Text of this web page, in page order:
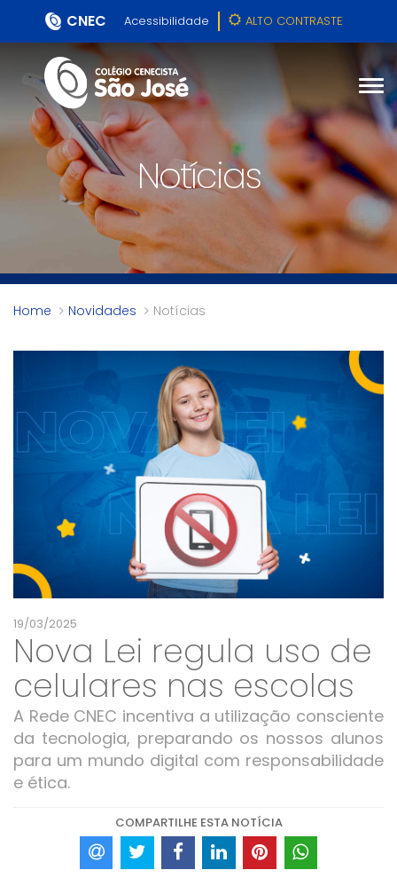
CNEC Acessibilidade ALTO CONTRASTE
Notícias
Home Novidades Notícias
19/03/2025
Nova Lei regula uso de
celulares nas escolas
A Rede CNEC incentiva a utilização consciente
da tecnologia, preparando os nossos alunos
para um mundo digital com responsabilidade
e ética.
COMPARTILHE ESTA NOTÍCIA